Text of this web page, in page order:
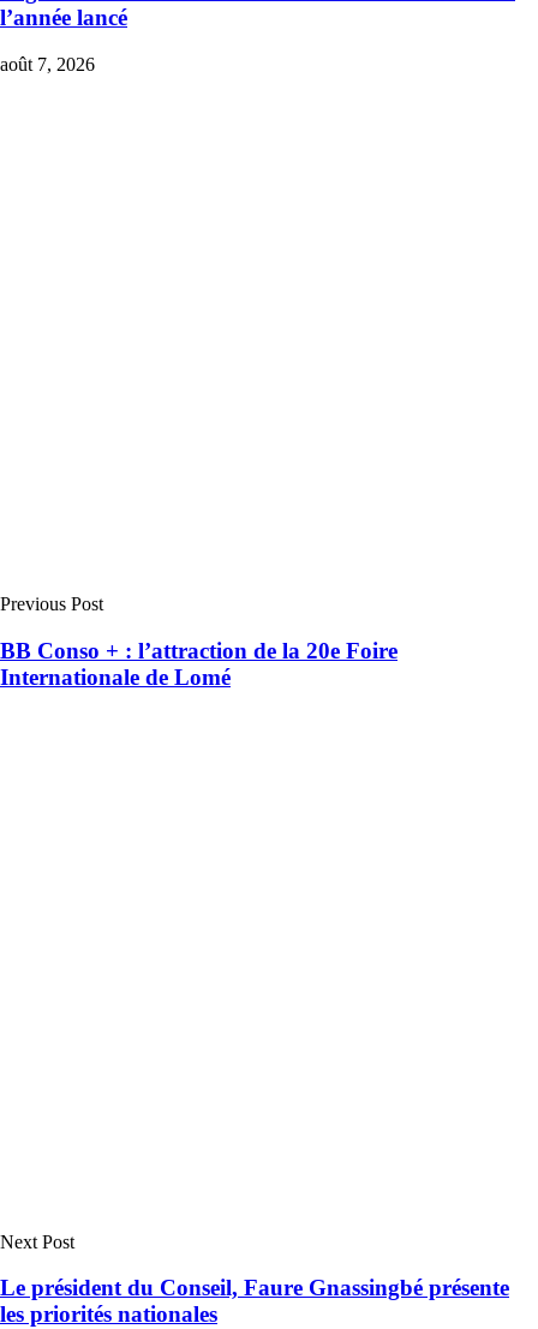
l’année lancé
août 7, 2026
Previous Post
BB Conso + : l’attraction de la 20e Foire
Internationale de Lomé
Next Post
Le président du Conseil, Faure Gnassingbé présente
les priorités nationales